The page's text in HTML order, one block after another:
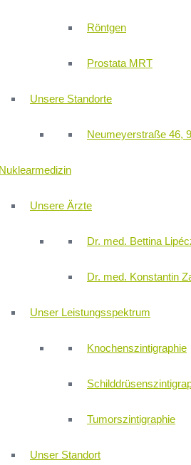
Röntgen
Prostata MRT
Unsere Standorte
Neumeyerstraße 46,
Unsere Ärzte
Dr. med. Bettina
Dr. med. Konstantin
Unser Leistungsspektrum
Knochenszintigraphie
Tumorszintigraphie
Unser Standort
90411 Nürnberg
Uhr
unverbindlichen Gespräch mit
ob Sie sich für eine Operation
Narkoseaufklärungsgespräch
uns per Nachricht einen